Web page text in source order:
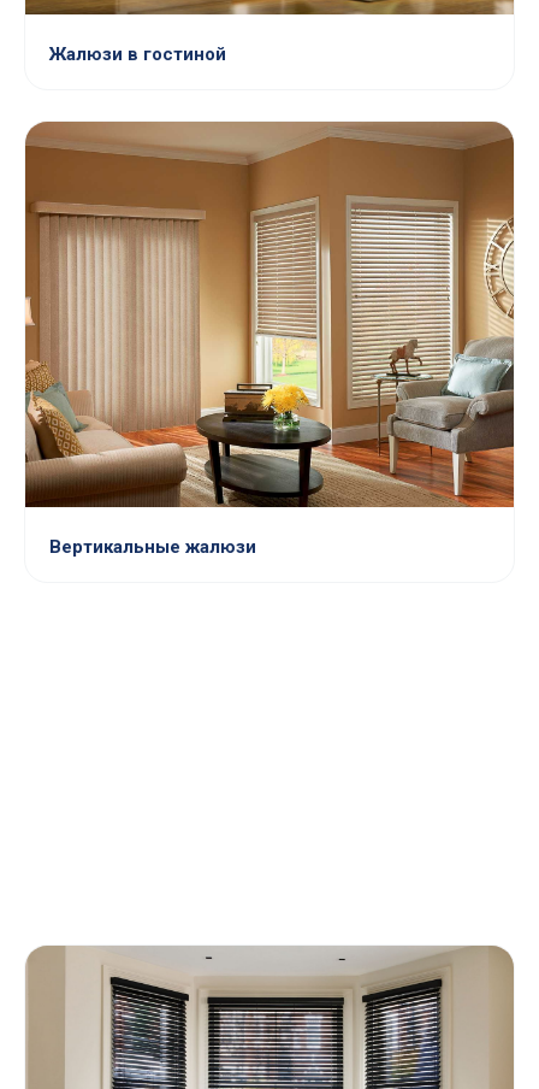
Жалюзи в гостиной
Вертикальные жалюзи